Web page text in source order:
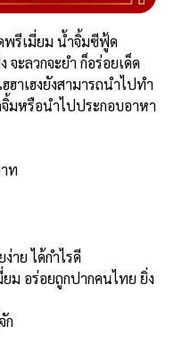
พรีเมี่ยม น้ำจิ้มซีฟู้ด
ะลวกจะยำ ก็อร่อยเด็ด
าเฮงยังสามารถนำไปทำ
จิ้มหรือนำไปประกอบอาหา
ท
าย ได้กำไรดี
ม อร่อยถูกปากคนไทย ยิ่ง
ก